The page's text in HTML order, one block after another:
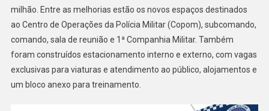
milhão. Entre as melhorias estão os novos espaços destinados
ao Centro de Operações da Polícia Militar (Copom), subcomando,
comando, sala de reunião e 1ª Companhia Militar. Também
foram construídos estacionamento interno e externo, com vagas
exclusivas para viaturas e atendimento ao público, alojamentos e
um bloco anexo para treinamento.